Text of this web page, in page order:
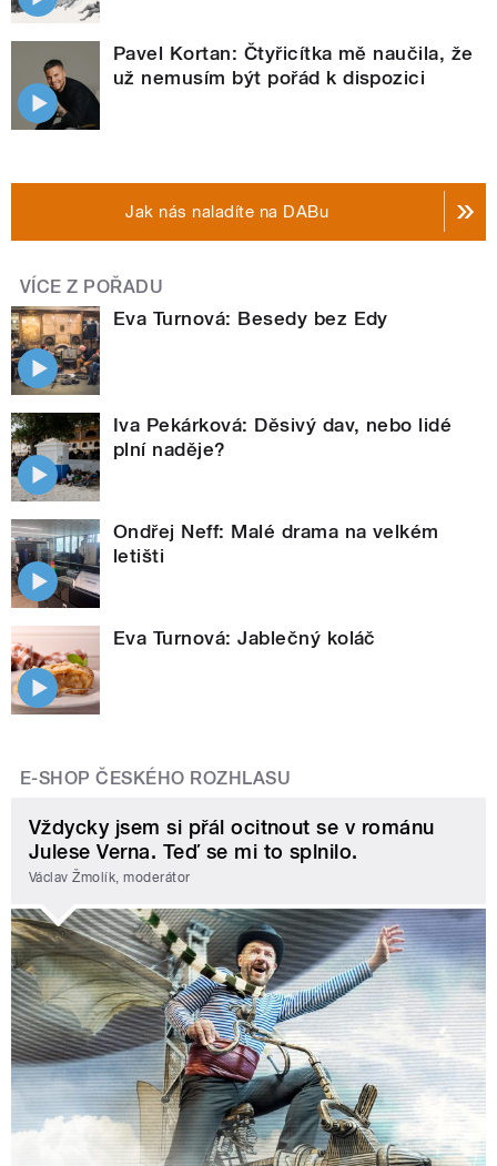
Pavel Kortan: Čtyřicítka mě naučila, že
už nemusím být pořád k dispozici
Jak nás naladíte na DABu
VÍCE Z POŘADU
Eva Turnová: Besedy bez Edy
Iva Pekárková: Děsivý dav, nebo lidé
plní naděje?
Ondřej Neff: Malé drama na velkém
letišti
Eva Turnová: Jablečný koláč
E-SHOP ČESKÉHO ROZHLASU
Vždycky jsem si přál ocitnout se v románu
Julese Verna. Teď se mi to splnilo.
Václav Žmolík, moderátor